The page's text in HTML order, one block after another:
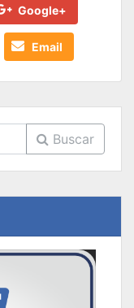
Google+
Email
Buscar